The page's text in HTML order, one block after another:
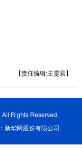
【责任编辑:王雯君】
Rights Reserved.
华网股份有限公司